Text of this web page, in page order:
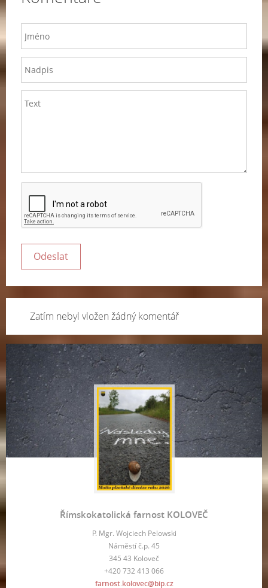
Zatím nebyl vložen žádný komentář
Římskokatolická farnost KOLOVEČ
P. Mgr. Wojciech Pelowski
Náměstí č.p. 45
345 43 Koloveč
+420 732 413 066
farnost.kolovec@bip.cz